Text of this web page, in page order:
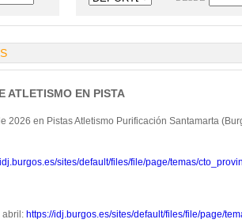
ATLETISMO EN PISTA
2026 en Pistas Atletismo Purificación Santamarta
sites/default/files/file/page/temas/
abril: https://idj.burgos.es/sites/default/files/file/page/